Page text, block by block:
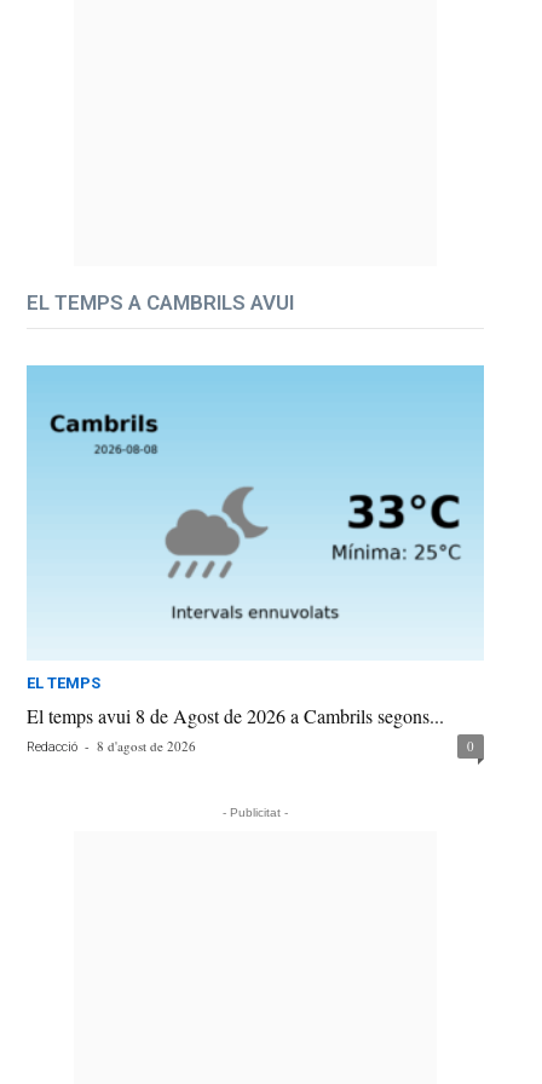
EL TEMPS A CAMBRILS AVUI
EL TEMPS
El temps avui 8 de Agost de 2026 a Cambrils segons...
Redacció - 8 d'agost de 2026 0
- Publicitat -